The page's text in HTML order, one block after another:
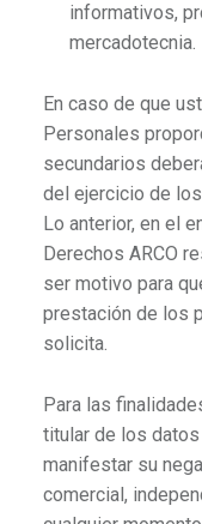
informativos,
mercadotecnia.
En caso de que
Personales
secundarios
del ejercicio de
Lo anterior, en el
Derechos ARCO
ser motivo para
prestación de los
solicita.
Para las
titular de los
manifestar su
comercial,